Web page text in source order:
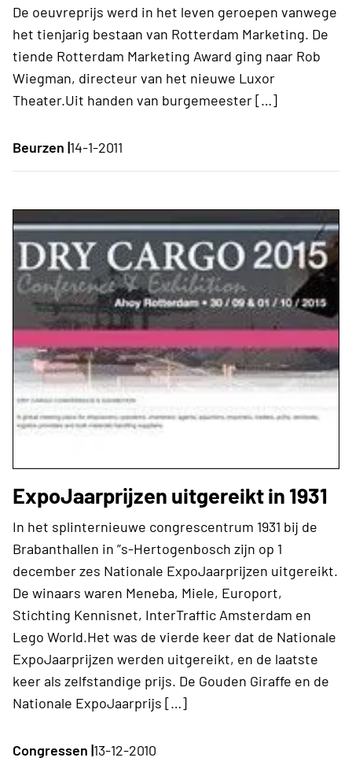
De oeuvreprijs werd in het leven geroepen vanwege
het tienjarig bestaan van Rotterdam Marketing. De
tiende Rotterdam Marketing Award ging naar Rob
Wiegman, directeur van het nieuwe Luxor
Theater.Uit handen van burgemeester […]
Beurzen |14-1-2011
ExpoJaarprijzen uitgereikt in 1931
In het splinternieuwe congrescentrum 1931 bij de
Brabanthallen in ”s-Hertogenbosch zijn op 1
december zes Nationale ExpoJaarprijzen uitgereikt.
De winaars waren Meneba, Miele, Europort,
Stichting Kennisnet, InterTraffic Amsterdam en
Lego World.Het was de vierde keer dat de Nationale
ExpoJaarprijzen werden uitgereikt, en de laatste
keer als zelfstandige prijs. De Gouden Giraffe en de
Nationale ExpoJaarprijs […]
Congressen |13-12-2010